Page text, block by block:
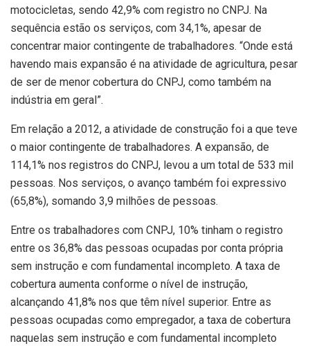
motocicletas, sendo 42,9% com registro no CNPJ. Na
sequência estão os serviços, com 34,1%, apesar de
concentrar maior contingente de trabalhadores. “Onde está
havendo mais expansão é na atividade de agricultura, pesar
de ser de menor cobertura do CNPJ, como também na
indústria em geral”.
Em relação a 2012, a atividade de construção foi a que teve
o maior contingente de trabalhadores. A expansão, de
114,1% nos registros do CNPJ, levou a um total de 533 mil
pessoas. Nos serviços, o avanço também foi expressivo
(65,8%), somando 3,9 milhões de pessoas.
Entre os trabalhadores com CNPJ, 10% tinham o registro
entre os 36,8% das pessoas ocupadas por conta própria
sem instrução e com fundamental incompleto. A taxa de
cobertura aumenta conforme o nível de instrução,
alcançando 41,8% nos que têm nível superior. Entre as
pessoas ocupadas como empregador, a taxa de cobertura
naquelas sem instrução e com fundamental incompleto